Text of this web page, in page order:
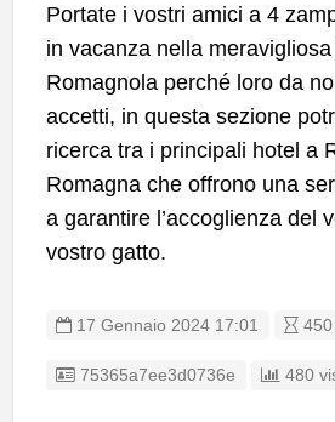
Portate i vostri amici a 4
in vacanza nella
Romagnola perché loro da
accetti, in questa sezione
ricerca tra i principali hotel a
Romagna che offrono una
a garantire l’accoglienza del
vostro gatto.
17 Gennaio 2024 17:01
Listing ID
75365a7ee3d0736e 480